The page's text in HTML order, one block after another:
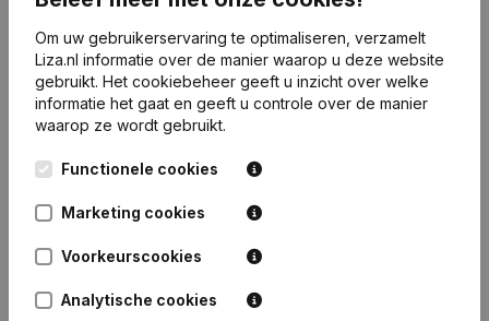
Bedrijfsnaam
Voor het verwerken van uw aanvraag tot een trial login en het
persoonsgegevens verwerken in overeenstemming met onze
Probeer gratis
Om uw gebruikerservaring te optimaliseren, verzamelt
Liza.nl informatie over de manier waarop u deze website
gebruikt. Het cookiebeheer geeft u inzicht over welke
informatie het gaat en geeft u controle over de manier
waarop ze wordt gebruikt.
Functionele cookies
Marketing cookies
Voorkeurscookies
Analytische cookies